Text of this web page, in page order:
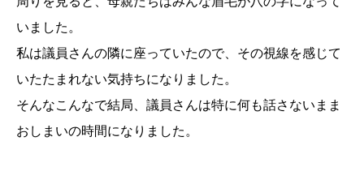
いました。
私は議員さんの隣に座っていたので、その視線を感じて
いたたまれない気持ちになりました。
そんなこんなで結局、議員さんは特に何も話さないまま
おしまいの時間になりました。